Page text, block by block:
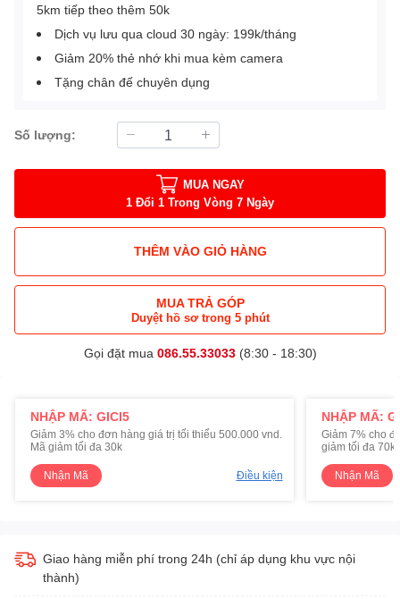
5km tiếp theo thêm 50k
Dịch vụ lưu qua cloud 30 ngày: 199k/tháng
Giảm 20% thẻ nhớ khi mua kèm camera
Tặng chân đế chuyên dụng
Số lượng:
MUA NGAY
1 Đổi 1 Trong Vòng 7 Ngày
THÊM VÀO GIỎ HÀNG
MUA TRẢ GÓP
Duyệt hồ sơ trong 5 phút
Gọi đặt mua 086.55.33033(8:30 - 18:30)
NHẬP MÃ: GICI5
Giảm 3% cho đơn hàng giá trị tối thiểu 500.000 vnd.
Mã giảm tối đa 30k
Nhận Mã Điều kiện
NHẬP MÃ:
Giảm 7% cho
giảm tối đa 70k
Nhận Mã
Giao hàng miễn phí trong 24h (chỉ áp dụng khu vực nội
thành)